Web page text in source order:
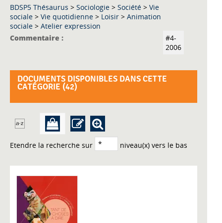
BDSP5 Thésaurus > Sociologie > Société > Vie
sociale > Vie quotidienne > Loisir > Animation
sociale > Atelier expression
Commentaire :
#4-
2006
DOCUMENTS DISPONIBLES DANS CETTE
CATÉGORIE (42)
Etendre la recherche sur niveau(x) vers le bas